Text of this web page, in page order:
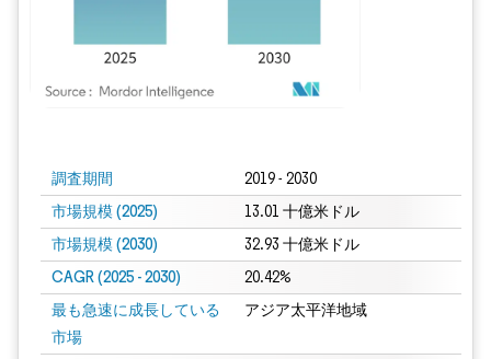
調査期間 2019 - 2030
市場規模 (2025) 13.01 十億米ドル
市場規模 (2030) 32.93 十億米ドル
CAGR (2025 - 2030) 20.42%
最も急速に成長している
市場
アジア太平洋地域